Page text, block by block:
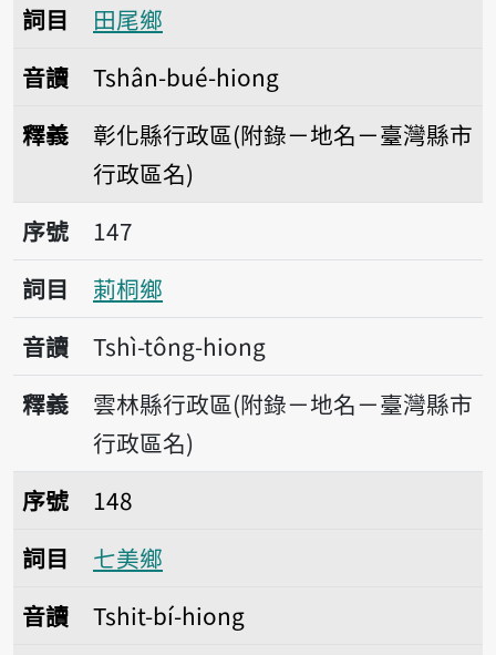
詞目
田尾鄉
音讀
Tshân-bué-hiong
釋義
彰化縣行政區(附錄－地名－臺灣縣市
行政區名)
序號147莿桐鄉
序號
147
詞目
莿桐鄉
音讀
Tshì-tông-hiong
釋義
雲林縣行政區(附錄－地名－臺灣縣市
行政區名)
序號148七美鄉
序號
148
詞目
七美鄉
音讀
Tshit-bí-hiong